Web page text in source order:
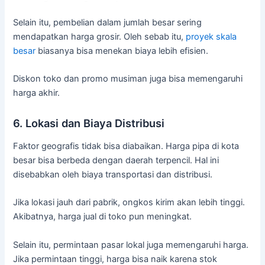
Selain itu, pembelian dalam jumlah besar sering
mendapatkan harga grosir. Oleh sebab itu, proyek skala
besar biasanya bisa menekan biaya lebih efisien.
Diskon toko dan promo musiman juga bisa memengaruhi
harga akhir.
6. Lokasi dan Biaya Distribusi
Faktor geografis tidak bisa diabaikan. Harga pipa di kota
besar bisa berbeda dengan daerah terpencil. Hal ini
disebabkan oleh biaya transportasi dan distribusi.
Jika lokasi jauh dari pabrik, ongkos kirim akan lebih tinggi.
Akibatnya, harga jual di toko pun meningkat.
Selain itu, permintaan pasar lokal juga memengaruhi harga.
Jika permintaan tinggi, harga bisa naik karena stok